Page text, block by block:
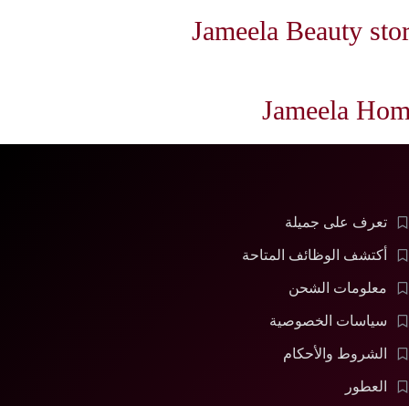
Jameela Beauty
Jameela
تعرف على جميلة
أكتشف الوظائف المتاحة
معلومات الشحن
سياسات الخصوصية
الشروط والأحكام
العطور